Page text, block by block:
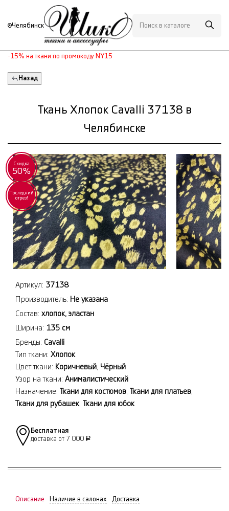
Челябинск
-15% на ткани по промокоду NY15
Назад
Ткань Хлопок Cavalli 37138 в
Челябинске
Скидка
50%
Последний
отрез!
Артикул: 37138
Производитель: Не указана
Состав: хлопок, эластан
Ширина: 135 см
Бренды: Cavalli
Тип ткани: Хлопок
Цвет ткани: Коричневый Чёрный
Узор на ткани: Анималистический
Назначение:
Ткани для костюмов Ткани для платьев
Ткани для рубашек
Ткани для юбок
Бесплатная
доставка от 7 000 Р
Описание Наличие в салонах Доставка